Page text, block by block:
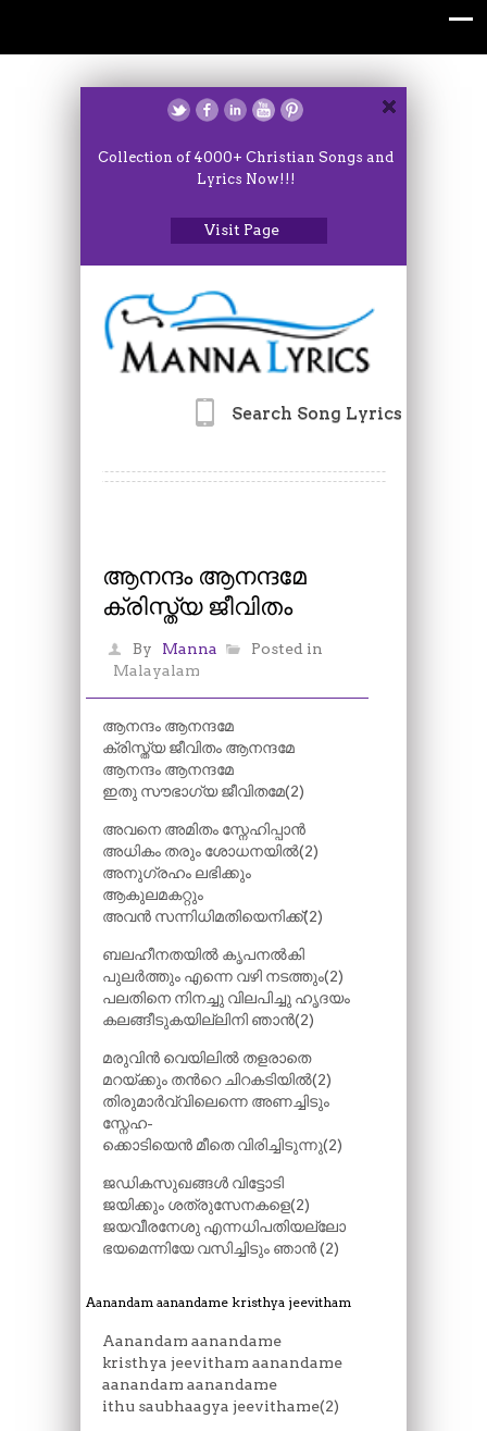
Collection of 4000+ Christian Songs and
Lyrics Now!!!
Visit Page
Search Song Lyrics
ആനന്ദം ആനന്ദമേ
ക്രിസ്ത്യ ജീവിതം
By Manna
Posted in
Malayalam
ആനന്ദം ആനന്ദമേ
ക്രിസ്ത്യ ജീവിതം ആനന്ദമേ
ആനന്ദം ആനന്ദമേ
ഇതു സൗഭാഗ്യ ജീവിതമേ(2)
അവനെ അമിതം സ്നേഹിപ്പാൻ
അധികം തരും ശോധനയിൽ(2)
അനുഗ്രഹം ലഭിക്കും
ആകുലമകറ്റും
അവൻ സന്നിധിമതിയെനിക്ക്(2)
ബലഹീനതയിൽ കൃപനൽകി
പുലർത്തും എന്നെ വഴി നടത്തും(2)
പലതിനെ നിനച്ചു വിലപിച്ചു ഹൃദയം
കലങ്ങീടുകയില്ലിനി ഞാൻ(2)
മരുവിൻ വെയിലിൽ തളരാതെ
മറയ്ക്കും തന്‍റെ ചിറകടിയിൽ(2)
തിരുമാർവ്വിലെന്നെ അണച്ചിടും
സ്നേഹ-
ക്കൊടിയെൻ മീതെ വിരിച്ചിടുന്നു(2)
ജഡികസുഖങ്ങൾ വിട്ടോടി
ജയിക്കും ശത്രുസേനകളെ(2)
ജയവീരനേശു എന്നധിപതിയല്ലോ
ഭയമെന്നിയേ വസിച്ചിടും ഞാൻ (2)
Aanandam aanandame kristhya jeevitham
Aanandam aanandame
kristhya jeevitham aanandame
aanandam aanandame
ithu saubhaagya jeevithame(2)